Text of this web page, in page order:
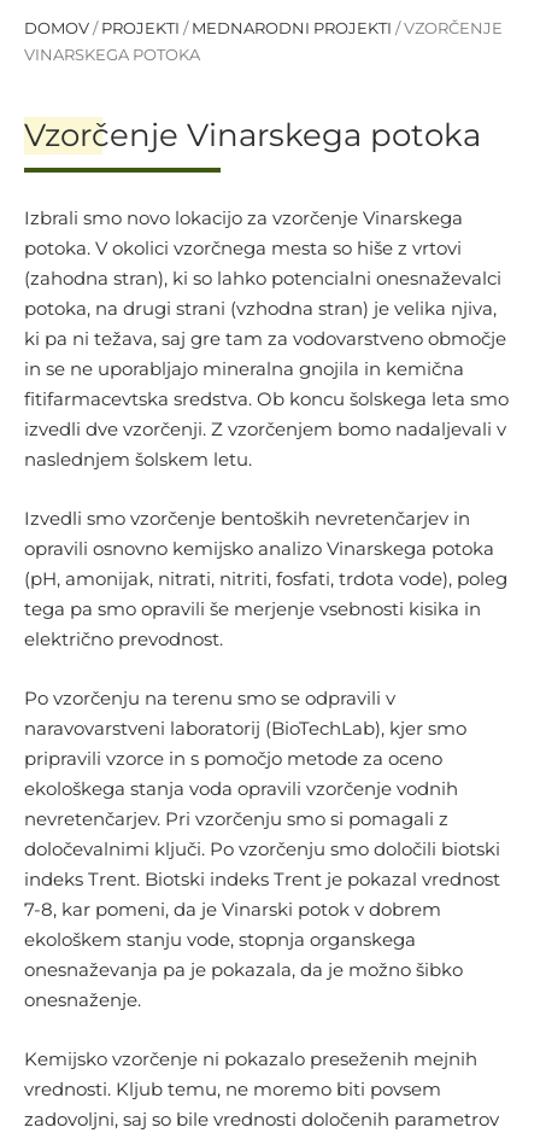
DOMOV / PROJEKTI / MEDNARODNI PROJEKTI /VZORČENJE
VINARSKEGA POTOKA
Vzorčenje Vinarskega potoka
Izbrali smo novo lokacijo za vzorčenje Vinarskega
potoka. V okolici vzorčnega mesta so hiše z vrtovi
(zahodna stran), ki so lahko potencialni onesnaževalci
potoka, na drugi strani (vzhodna stran) je velika njiva,
ki pa ni težava, saj gre tam za vodovarstveno območje
in se ne uporabljajo mineralna gnojila in kemična
fitifarmacevtska sredstva. Ob koncu šolskega leta smo
izvedli dve vzorčenji. Z vzorčenjem bomo nadaljevali v
naslednjem šolskem letu.
Izvedli smo vzorčenje bentoških nevretenčarjev in
opravili osnovno kemijsko analizo Vinarskega potoka
(pH, amonijak, nitrati, nitriti, fosfati, trdota vode), poleg
tega pa smo opravili še merjenje vsebnosti kisika in
električno prevodnost.
Po vzorčenju na terenu smo se odpravili v
naravovarstveni laboratorij (BioTechLab), kjer smo
pripravili vzorce in s pomočjo metode za oceno
ekološkega stanja voda opravili vzorčenje vodnih
nevretenčarjev. Pri vzorčenju smo si pomagali z
določevalnimi ključi. Po vzorčenju smo določili biotski
indeks Trent. Biotski indeks Trent je pokazal vrednost
7-8, kar pomeni, da je Vinarski potok v dobrem
ekološkem stanju vode, stopnja organskega
onesnaževanja pa je pokazala, da je možno šibko
onesnaženje.
Kemijsko vzorčenje ni pokazalo preseženih mejnih
vrednosti. Kljub temu, ne moremo biti povsem
zadovoljni, saj so bile vrednosti določenih parametrov